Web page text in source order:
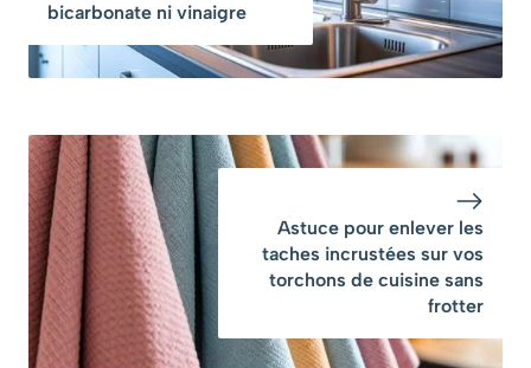
bicarbonate ni vinaigre
Astuce pour enlever les
taches incrustées sur vos
torchons de cuisine sans
frotter